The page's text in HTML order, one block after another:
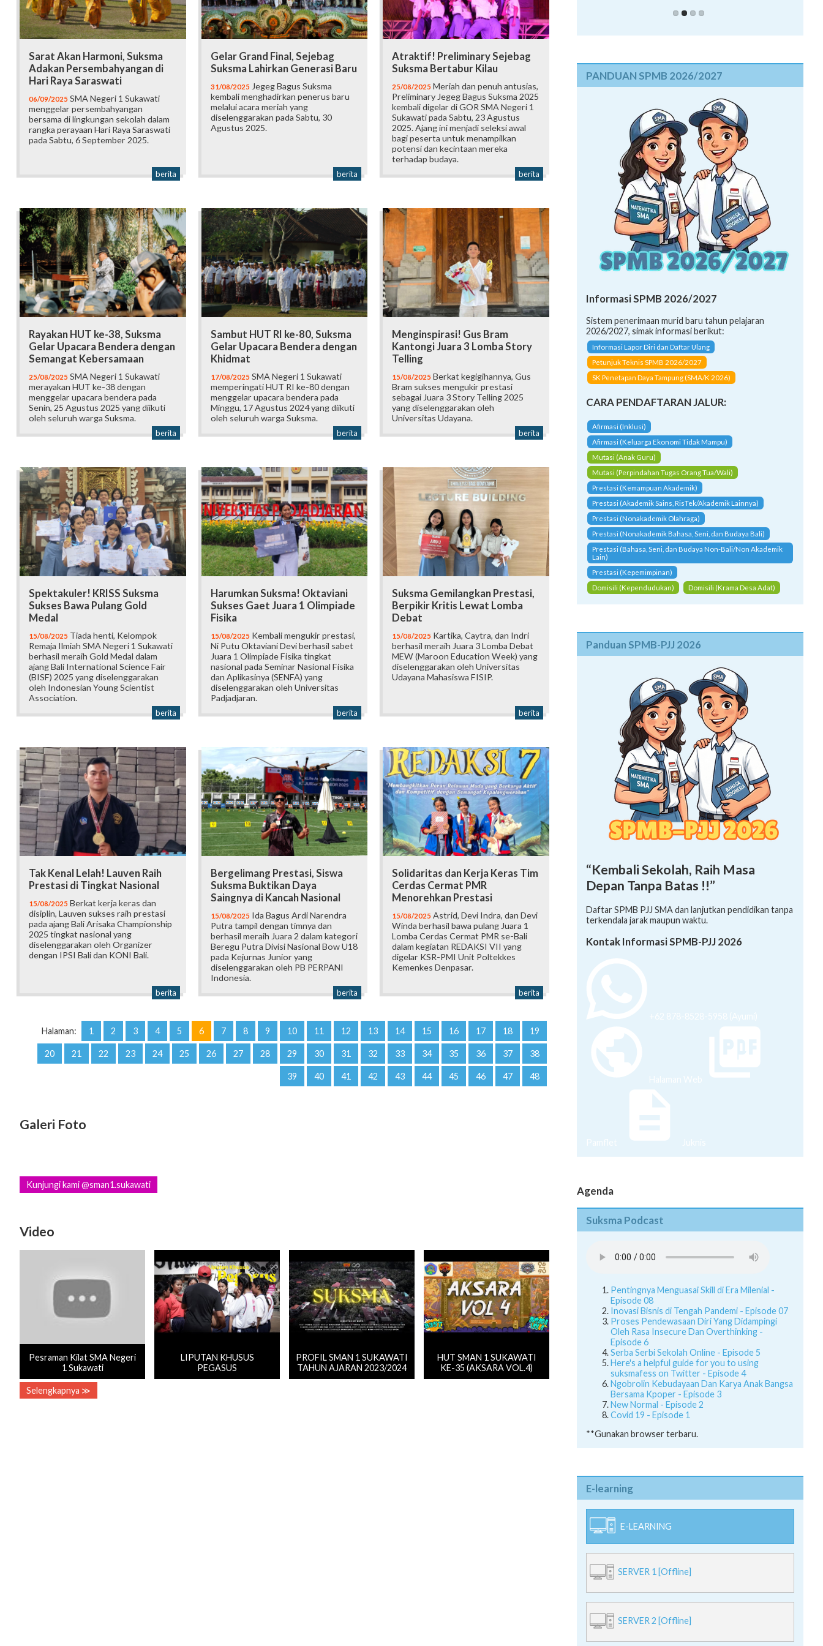
Sarat Akan Harmoni, Suksma
Adakan Persembahyangan di
Hari Raya Saraswati
06/09/2025 SMA Negeri 1 Sukawati
menggelar persembahyangan
bersama di lingkungan sekolah dalam
rangka perayaan Hari Raya Saraswati
pada Sabtu, 6 September 2025.
berita
Gelar Grand Final, Sejebag
Suksma Lahirkan Generasi Baru
31/08/2025 Jegeg Bagus Suksma
kembali menghadirkan penerus baru
melalui acara meriah yang
diselenggarakan pada Sabtu, 30
Agustus 2025.
berita
Atraktif! Preliminary Sejebag
Suksma Bertabur Kilau
25/08/2025 Meriah dan penuh antusias,
Preliminary Jegeg Bagus Suksma 2025
kembali digelar di GOR SMA Negeri 1
Sukawati pada Sabtu, 23 Agustus
2025. Ajang ini menjadi seleksi awal
bagi peserta untuk menampilkan
potensi dan kecintaan mereka
terhadap budaya.
berita
Rayakan HUT ke-38, Suksma
Gelar Upacara Bendera dengan
Semangat Kebersamaan
25/08/2025 SMA Negeri 1 Sukawati
merayakan HUT ke-38 dengan
menggelar upacara bendera pada
Senin, 25 Agustus 2025 yang diikuti
oleh seluruh warga Suksma.
berita
Sambut HUT RI ke-80, Suksma
Gelar Upacara Bendera dengan
Khidmat
17/08/2025 SMA Negeri 1 Sukawati
memperingati HUT RI ke-80 dengan
menggelar upacara bendera pada
Minggu, 17 Agustus 2024 yang diikuti
oleh seluruh warga Suksma.
berita
Menginspirasi! Gus Bram
Kantongi Juara 3 Lomba Story
Telling
15/08/2025 Berkat kegigihannya, Gus
Bram sukses mengukir prestasi
sebagai Juara 3 Story Telling 2025
yang diselenggarakan oleh
Universitas Udayana.
berita
Spektakuler! KRISS Suksma
Sukses Bawa Pulang Gold
Medal
15/08/2025 Tiada henti, Kelompok
Remaja Ilmiah SMA Negeri 1 Sukawati
berhasil meraih Gold Medal dalam
ajang Bali International Science Fair
(BISF) 2025 yang diselenggarakan
oleh Indonesian Young Scientist
Association.
berita
Harumkan Suksma! Oktaviani
Sukses Gaet Juara 1 Olimpiade
Fisika
15/08/2025 Kembali mengukir prestasi,
Ni Putu Oktaviani Devi berhasil sabet
Juara 1 Olimpiade Fisika tingkat
nasional pada Seminar Nasional Fisika
dan Aplikasinya (SENFA) yang
diselenggarakan oleh Universitas
Padjadjaran.
berita
Suksma Gemilangkan Prestasi,
Berpikir Kritis Lewat Lomba
Debat
15/08/2025 Kartika, Caytra, dan Indri
berhasil meraih Juara 3 Lomba Debat
MEW (Maroon Education Week) yang
diselenggarakan oleh Universitas
Udayana Mahasiswa FISIP.
berita
Tak Kenal Lelah! Lauven Raih
Prestasi di Tingkat Nasional
15/08/2025 Berkat kerja keras dan
disiplin, Lauven sukses raih prestasi
pada ajang Bali Arisaka Championship
2025 tingkat nasional yang
diselenggarakan oleh Organizer
dengan IPSI Bali dan KONI Bali.
berita
Bergelimang Prestasi, Siswa
Suksma Buktikan Daya
Saingnya di Kancah Nasional
15/08/2025 Ida Bagus Ardi Narendra
Putra tampil dengan timnya dan
berhasil meraih Juara 2 dalam kategori
Beregu Putra Divisi Nasional Bow U18
pada Kejurnas Junior yang
diselenggarakan oleh PB PERPANI
Indonesia.
berita
Solidaritas dan Kerja Keras Tim
Cerdas Cermat PMR
Menorehkan Prestasi
15/08/2025 Astrid, Devi Indra, dan Devi
Winda berhasil bawa pulang Juara 1
Lomba Cerdas Cermat PMR se-Bali
dalam kegiatan REDAKSI VII yang
digelar KSR-PMI Unit Poltekkes
Kemenkes Denpasar.
berita
Halaman: 1 2 3 4 5 6 7 8 9 10 11 12 13 14 15 16 17 18 19
20 21 22 23 24 25 26 27 28 29 30 31 32 33 34 35 36 37 38
39 40 41 42 43 44 45 46 47 48
Galeri Foto
Kunjungi kami @sman1.sukawati
Video
Pesraman Kilat SMA Negeri
1 Sukawati
LIPUTAN KHUSUS
PEGASUS
PROFIL SMAN 1 SUKAWATI
TAHUN AJARAN 2023/2024
HUT SMAN 1 SUKAWATI
KE-35 (AKSARA VOL.4)
Selengkapnya ≫
PANDUAN SPMB 2026/2027
Informasi SPMB 2026/2027
Sistem penerimaan murid baru tahun pelajaran
2026/2027, simak informasi berikut:
Informasi Lapor Diri dan Daftar Ulang
Petunjuk Teknis SPMB 2026/2027
SK Penetapan Daya Tampung (SMA/K 2026)
CARA PENDAFTARAN JALUR:
Afirmasi (Inklusi)
Afirmasi (Keluarga Ekonomi Tidak Mampu)
Mutasi (Anak Guru)
Mutasi (Perpindahan Tugas Orang Tua/Wali)
Prestasi (Kemampuan Akademik)
Prestasi (Akademik Sains, RisTek/Akademik Lainnya)
Prestasi (Nonakademik Olahraga)
Prestasi (Nonakademik Bahasa, Seni, dan Budaya Bali)
Prestasi (Bahasa, Seni, dan Budaya Non-Bali/Non Akademik
Lain)
Prestasi (Kepemimpinan)
Domisili (Kependudukan)
Domisili (Krama Desa Adat)
Panduan SPMB-PJJ 2026
“Kembali Sekolah, Raih Masa
Depan Tanpa Batas !!”
Daftar SPMB PJJ SMA dan lanjutkan pendidikan tanpa
terkendala jarak maupun waktu.
Kontak Informasi SPMB-PJJ 2026
+62 878-8528-5958 (Ayumi)
Halaman Web
Pamflet Juknis
Agenda
Suksma Podcast
Pentingnya Menguasai Skill di Era Milenial -
Episode 08
Inovasi Bisnis di Tengah Pandemi - Episode 07
Proses Pendewasaan Diri Yang Didampingi
Oleh Rasa Insecure Dan Overthinking -
Episode 6
Serba Serbi Sekolah Online - Episode 5
Here's a helpful guide for you to using
suksmafess on Twitter - Episode 4
Ngobrolin Kebudayaan Dan Karya Anak Bangsa
Bersama Kpoper - Episode 3
New Normal - Episode 2
Covid 19 - Episode 1
**Gunakan browser terbaru.
E-learning
E-LEARNING
SERVER 1 [Offline]
SERVER 2 [Offline]